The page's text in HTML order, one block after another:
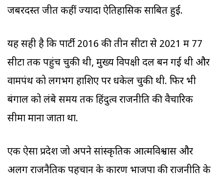
जबरदस्त जीत कहीं ज्यादा ऐतिहासिक साबित हुई.
यह सही है कि पार्टी 2016 की तीन सीटों से 2021 में 77
सीटों तक पहुंच चुकी थी, मुख्य विपक्षी दल बन गई थी और
वामपंथ को लगभग हाशिए पर धकेल चुकी थी. फिर भी
बंगाल को लंबे समय तक हिंदुत्व राजनीति की वैचारिक
सीमा माना जाता था.
एक ऐसा प्रदेश जो अपने सांस्कृतिक आत्मविश्वास और
अलग राजनैतिक पहचान के कारण भाजपा की राजनीति के